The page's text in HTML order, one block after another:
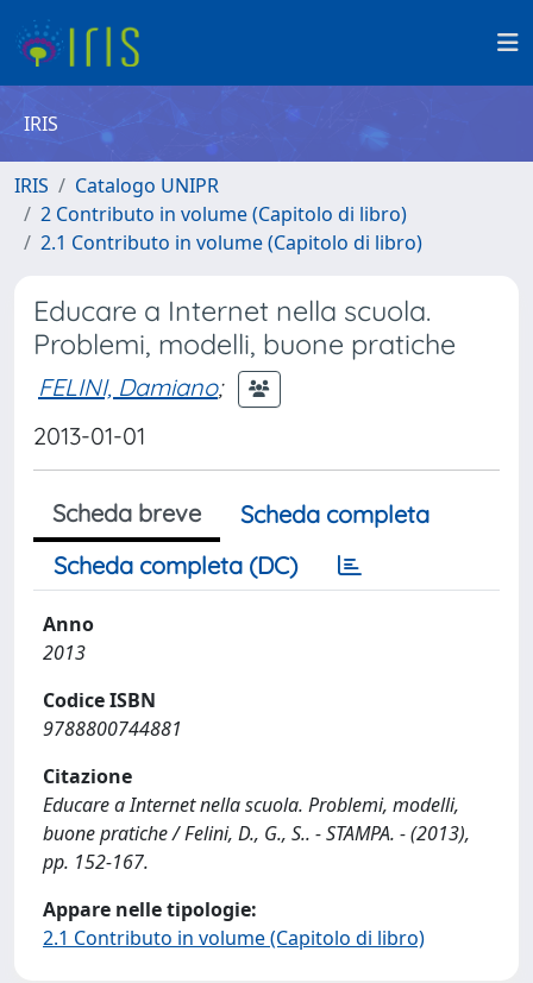
IRIS
IRIS
Catalogo UNIPR
2 Contributo in volume (Capitolo di libro)
2.1 Contributo in volume (Capitolo di libro)
Educare a Internet nella scuola.
Problemi, modelli, buone pratiche
FELINI, Damiano;
2013-01-01
Scheda breve
Scheda completa
Scheda completa (DC)
Anno
2013
Codice ISBN
9788800744881
Citazione
Educare a Internet nella scuola. Problemi, modelli,
buone pratiche / Felini, D., G., S.. - STAMPA. - (2013),
pp. 152-167.
Appare nelle tipologie:
2.1 Contributo in volume (Capitolo di libro)